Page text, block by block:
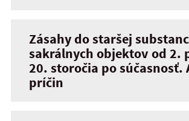
Zásahy do staršej
sakrálnych objektov od 2.
20. storočia po súčasnosť.
príčin